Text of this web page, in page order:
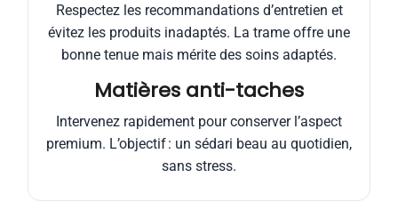
Respectez les recommandations d’entretien et
évitez les produits inadaptés. La trame offre une
bonne tenue mais mérite des soins adaptés.
Matières anti-taches
Intervenez rapidement pour conserver l’aspect
premium. L’objectif : un sédari beau au quotidien,
sans stress.